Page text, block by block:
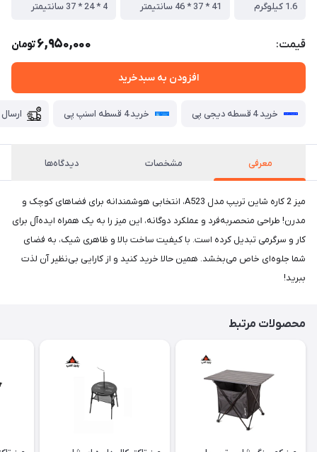
1.6 کیلوگرم
41 * 37 * 46 سانتیمتر
4 * 24 * 37 سانتیمتر
قیمت: 6,950,000تومان
افزودن به سبدخرید
خرید 4 قسطه دیجی پی خرید 4 قسطه اسنپ پی
معرفی مشخصات دیدگاه‌ها
میز 2 کاره شاین تریپ مدل A523، انتخابی هوشمندانه برای فضاهای کوچک و
مدرن! طراحی منحصربه‌فرد و عملکرد دوگانه، این میز را به یک همراه ایده‌آل برای
کار و سرگرمی تبدیل کرده است. با کیفیت ساخت بالا و ظاهری شیک، به فضای
شما جلوه‌ای خاص می‌بخشد. همین حالا خرید کنید و از کارایی بی‌نظیر آن لذت
ببرید!
محصولات مرتبط